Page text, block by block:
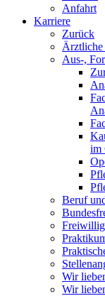
Anfahrt
Karriere
Zurück
Aus-,
im
Beruf
Wir
Wir